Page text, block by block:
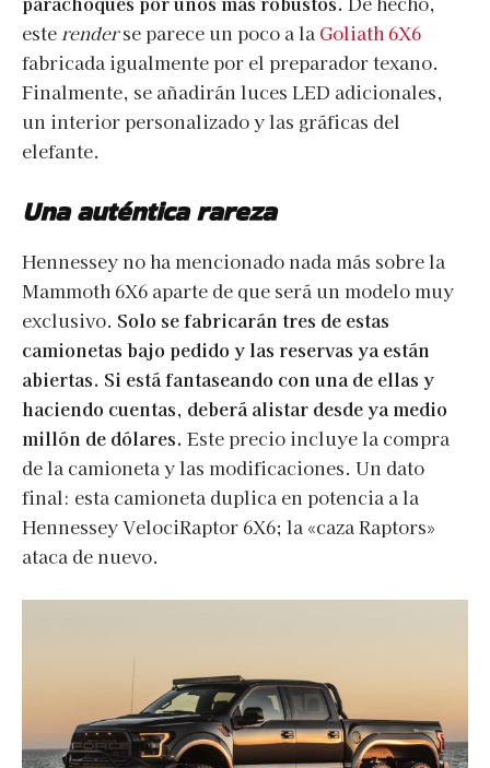
esterenderse parece un poco a la Goliath 6X6
fabricada igualmente por el preparador texano.
Finalmente, se añadirán luces LED adicionales,
un interior personalizado y las gráficas del
elefante.
Una auténtica rareza
Hennessey no ha mencionado nada más sobre la
Mammoth 6X6 aparte de que será un modelo muy
exclusivo. Solo se fabricarán tres de estas
camionetas bajo pedido y las reservas ya están
abiertas. Si está fantaseando con una de ellas y
haciendo cuentas, deberá alistar desde ya medio
millón de dólares. Este precio incluye la compra
de la camioneta y las modificaciones. Un dato
final: esta camioneta duplica en potencia a la
Hennessey VelociRaptor 6X6; la «caza Raptors»
ataca de nuevo.